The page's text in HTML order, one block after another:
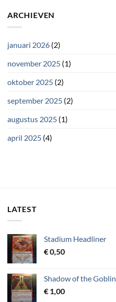
ARCHIEVEN
januari 2026 (2)
november 2025 (1)
oktober 2025 (2)
september 2025 (2)
augustus 2025 (1)
april 2025 (4)
LATEST
Stadium Headliner
€0,50
Shadow of the Goblin
€ 1,00